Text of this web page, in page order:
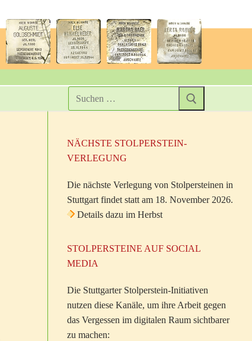
NÄCHSTE STOLPERSTEIN-
VERLEGUNG
Die nächste Verlegung von Stolpersteinen in
Stuttgart findet statt am 18. November 2026.
Details dazu im Herbst
STOLPERSTEINE AUF SOCIAL
MEDIA
Die Stuttgarter Stolperstein-Initiativen
nutzen diese Kanäle, um ihre Arbeit gegen
das Vergessen im digitalen Raum sichtbarer
zu machen: